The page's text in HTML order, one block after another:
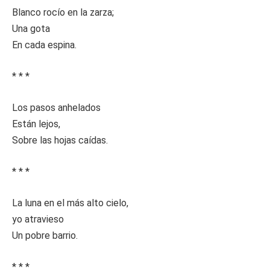
Blanco rocío en la zarza;
Una gota
En cada espina.
* * *
Los pasos anhelados
Están lejos,
Sobre las hojas caídas.
* * *
La luna en el más alto cielo,
yo atravieso
Un pobre barrio.
* * *